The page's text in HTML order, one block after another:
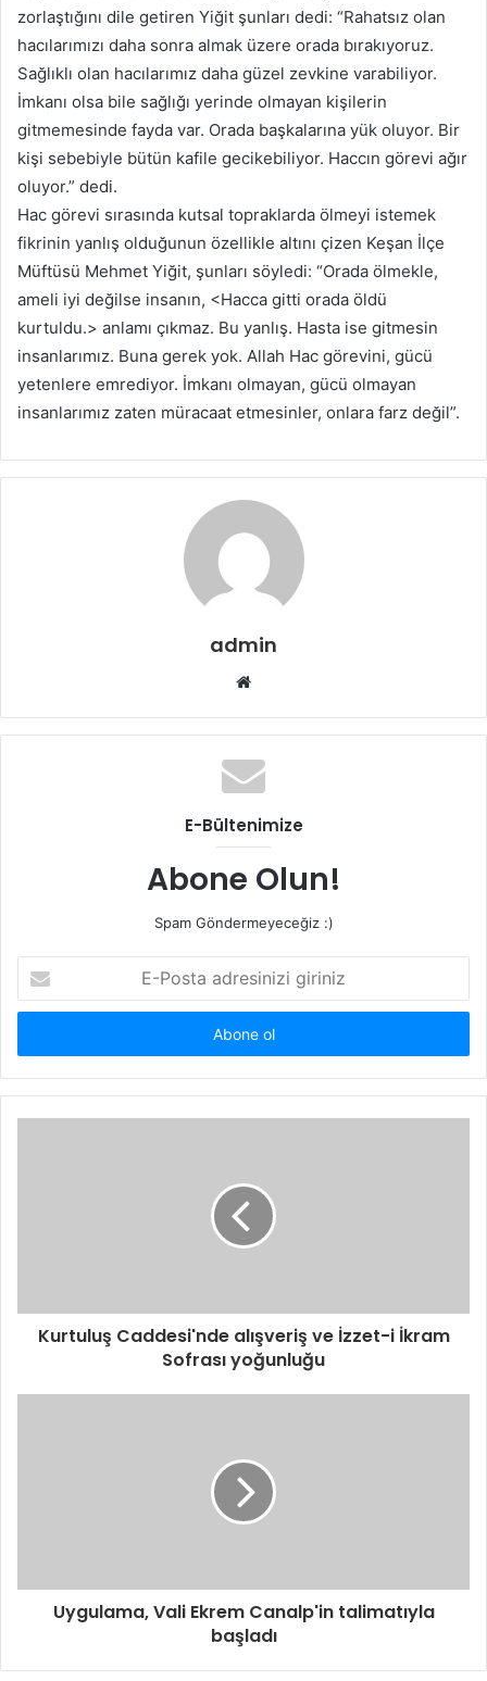
zorlaştığını dile getiren Yiğit şunları dedi: “Rahatsız olan
hacılarımızı daha sonra almak üzere orada bırakıyoruz.
Sağlıklı olan hacılarımız daha güzel zevkine varabiliyor.
İmkanı olsa bile sağlığı yerinde olmayan kişilerin
gitmemesinde fayda var. Orada başkalarına yük oluyor. Bir
kişi sebebiyle bütün kafile gecikebiliyor. Haccın görevi ağır
oluyor.” dedi.
Hac görevi sırasında kutsal topraklarda ölmeyi istemek
fikrinin yanlış olduğunun özellikle altını çizen Keşan İlçe
Müftüsü Mehmet Yiğit, şunları söyledi: “Orada ölmekle,
ameli iyi değilse insanın, <Hacca gitti orada öldü
kurtuldu.> anlamı çıkmaz. Bu yanlış. Hasta ise gitmesin
insanlarımız. Buna gerek yok. Allah Hac görevini, gücü
yetenlere emrediyor. İmkanı olmayan, gücü olmayan
insanlarımız zaten müracaat etmesinler, onlara farz değil”.
admin
Web
E-Bültenimize
Abone Olun!
Spam Göndermeyeceğiz :)
Posta
adresinizi
Kurtuluş Caddesi'nde alışveriş ve İzzet-i İkram
Sofrası yoğunluğu
Uygulama, Vali Ekrem Canalp'in talimatıyla
başladı